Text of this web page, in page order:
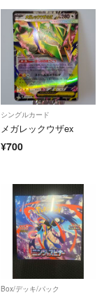
シングルカード
メガレックウザex
¥700
Box/デッキ/パック